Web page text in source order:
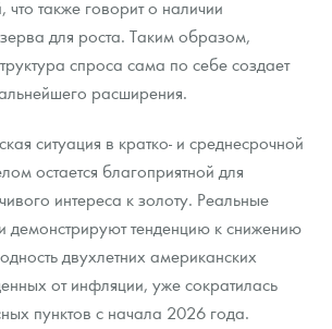
что также говорит о наличии
для роста. Таким образом,
спроса сама по себе создает
расширения.
ситуация в кратко- и среднесрочной
остается благоприятной для
интереса к золоту. Реальные
демонстрируют тенденцию к снижению
двухлетних американских
от инфляции, уже сократилась
пунктов с начала 2026 года.